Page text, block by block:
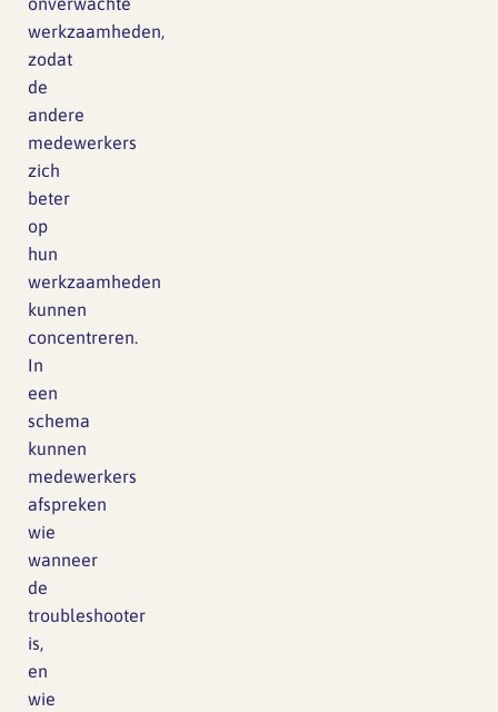
werkzaamheden,
zodat
de
andere
medewerkers
zich
beter
op
hun
werkzaamheden
kunnen
concentreren.
In
een
schema
kunnen
medewerkers
afspreken
wie
wanneer
de
troubleshooter
is,
en
wie